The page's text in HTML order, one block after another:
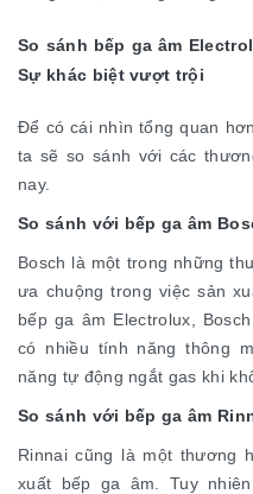
So sánh bếp ga âm
Sự khác biệt vượt trội
Để có cái nhìn tổng quan
ta sẽ so sánh với các
nay.
So sánh với bếp ga âm
Bosch là một trong những
ưa chuộng trong việc sản
bếp ga âm Electrolux,
có nhiều tính năng thông
năng tự động ngắt gas khi
So sánh với bếp ga âm
Rinnai cũng là một thương
xuất bếp ga âm. Tuy